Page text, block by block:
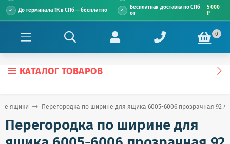
До терминала ТК в СПб — бесплатно
Бесплатная доставка по СПб
от
5 000
₽
0
КАТАЛОГ ТОВАРОВ
ящики Перегородка по ширине для ящика 6005-6006 прозрачная 92
Перегородка по ширине для